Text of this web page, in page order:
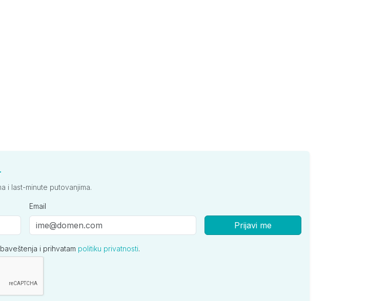
i last-minute putovanjima.
Email
Prijavi me
i prihvatam politiku privatnosti.